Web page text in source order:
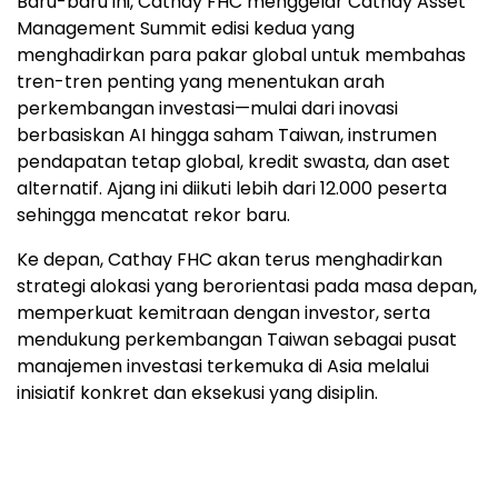
Management Summit edisi kedua yang
menghadirkan para pakar global untuk membahas
tren-tren penting yang menentukan arah
perkembangan investasi—mulai dari inovasi
berbasiskan AI hingga saham Taiwan, instrumen
pendapatan tetap global, kredit swasta, dan aset
alternatif. Ajang ini diikuti lebih dari 12.000 peserta
sehingga mencatat rekor baru.
Ke depan, Cathay FHC akan terus menghadirkan
strategi alokasi yang berorientasi pada masa depan,
memperkuat kemitraan dengan investor, serta
mendukung perkembangan Taiwan sebagai pusat
manajemen investasi terkemuka di Asia melalui
inisiatif konkret dan eksekusi yang disiplin.